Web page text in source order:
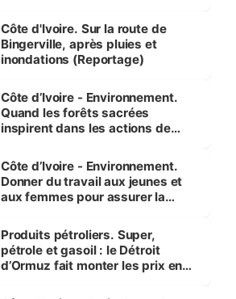
(Alassane Ouattara
Côte d'Ivoire. Sur la route de
Bingerville, après pluies et
inondations (Reportage)
Côte d’Ivoire - Environnement.
Quand les forêts sacrées
inspirent dans les actions de
Côte d’Ivoire - Environnement.
Donner du travail aux jeunes et
aux femmes pour assurer la
menacées
Produits pétroliers. Super,
pétrole et gasoil : le Détroit
d’Ormuz fait monter les prix en